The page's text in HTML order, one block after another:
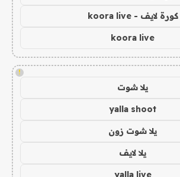
كورة لايف - koora live
koora live
!
يلا شوت
yalla shoot
يلا شوت زون
يلا لايف
yalla live